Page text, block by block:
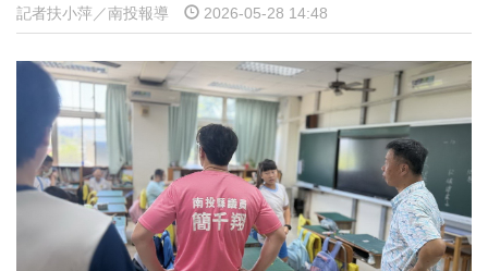
記者扶小萍／南投報導 2026-05-28 14:48